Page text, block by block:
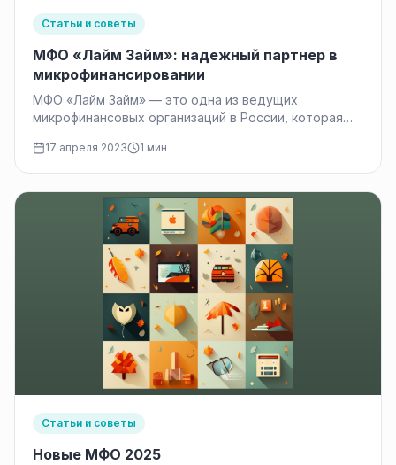
Статьи и советы
МФО «Лайм Займ»: надежный партнер в
микрофинансировании
МФО «Лайм Займ» — это одна из ведущих
микрофинансовых организаций в России, которая
17 апреля 2023 1 мин
Статьи и советы
Новые МФО 2025